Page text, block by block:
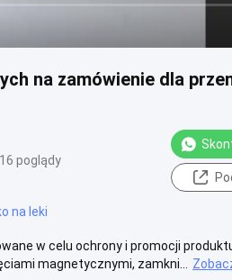
na zamówienie dla
16 poglądy
na leki
w celu ochrony i promocji
magnetycznymi, zamkni...